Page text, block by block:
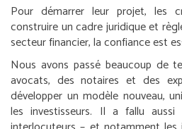
Pour démarrer leur projet, les
construire un cadre juridique et
secteur financier, la confiance est
Nous avons passé beaucoup de
avocats, des notaires et des
développer un modèle nouveau,
les investisseurs. Il a fallu aussi